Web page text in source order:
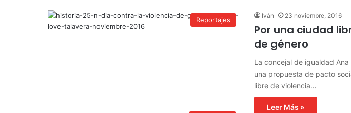
Reportajes
Iván 23 noviembre, 2016
Por una ciudad
de género
La concejal de igualdad
una propuesta de pacto
libre de violencia…
Leer Más »